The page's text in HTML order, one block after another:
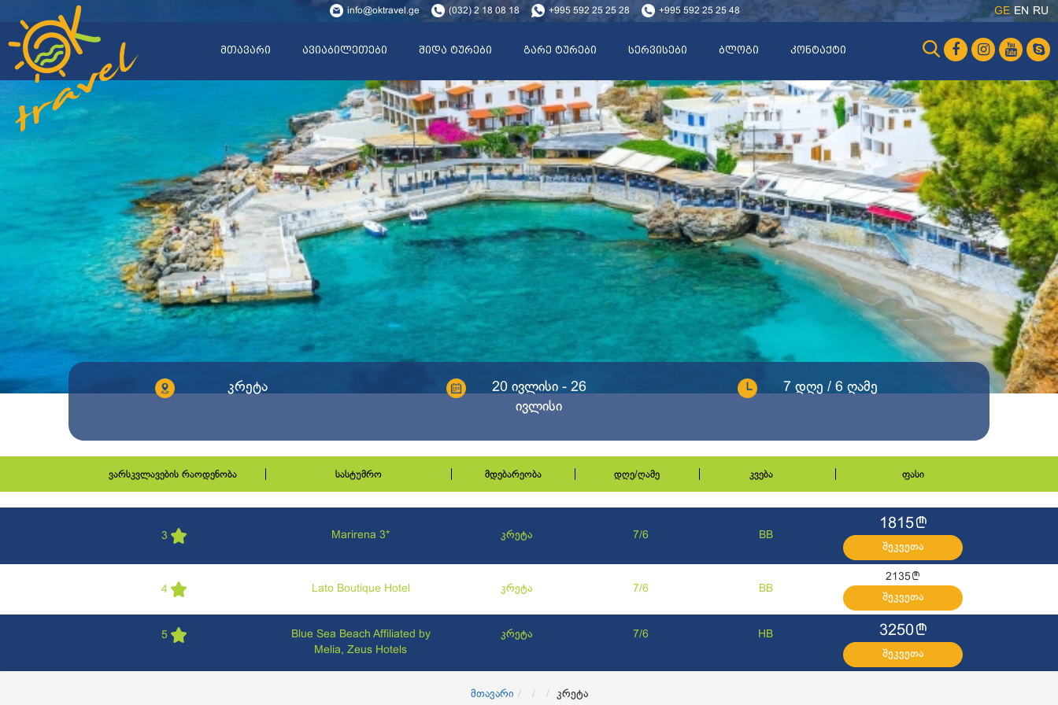
info@oktravel.ge (032) 2 18 08 18 +995 592 25 25 28 +995 592 25 25 48 GE EN RU
მთავარი ავიაბილეთები შიდა ტურები გარე ტურები სერვისები ბლოგი კონტაქტი
კრეტა
20 ივლისი - 26
ივლისი
7 დღე / 6 ღამე
ვარსკვლავების რაოდენობა სასტუმრო მდებარეობა დღე/ღამე კვება ფასი
3 Marirena 3* კრეტა 7/6 BB
1815l
შეკვეთა
4 Lato Boutique Hotel კრეტა 7/6 BB
2135l
შეკვეთა
5
Blue Sea Beach Affiliated by
Melia, Zeus Hotels
კრეტა 7/6 HB 3250l
შეკვეთა
მთავარი კრეტა